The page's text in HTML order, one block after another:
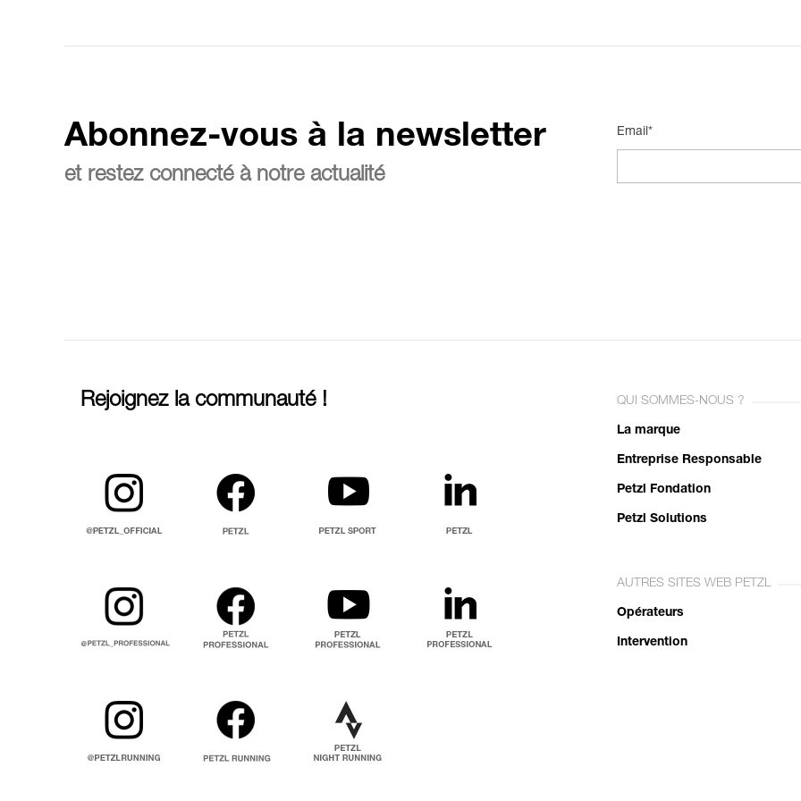
Abonnez-vous à la newsletter
et restez connecté à notre actualité
Email*
Rejoignez la communauté ! QUI SOMMES-NOUS ?
La marque
Entreprise Responsable
Petzl Fondation
Petzl Solutions
AUTRES SITES WEB PETZL
Opérateurs
Intervention